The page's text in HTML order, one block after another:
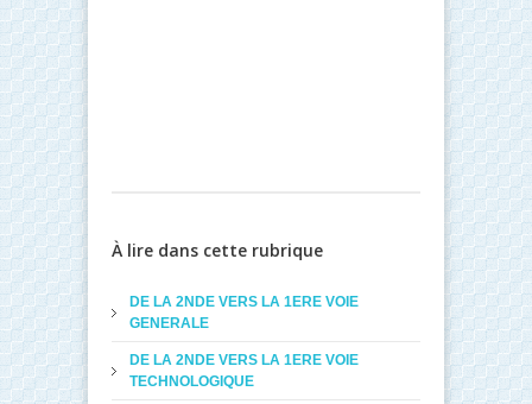
À lire dans cette rubrique
DE LA 2NDE VERS LA 1ERE VOIE
GENERALE
DE LA 2NDE VERS LA 1ERE VOIE
TECHNOLOGIQUE